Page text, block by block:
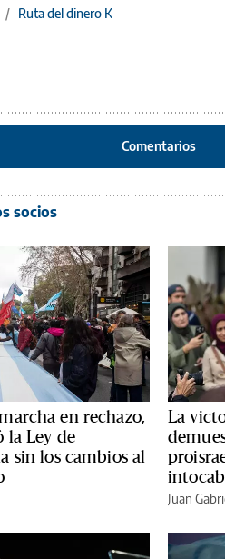
/ Ruta del dinero K
Comentarios
socios
en rechazo,
la Ley de
sin los cambios al
La
Juan